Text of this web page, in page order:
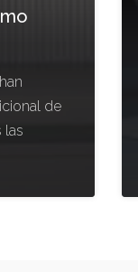
de
las